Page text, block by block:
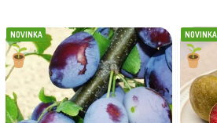
NOVINKA NOVINKA